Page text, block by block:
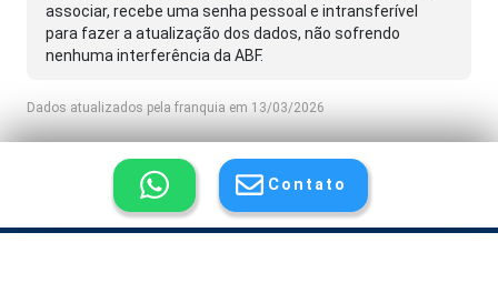
associar, recebe uma senha pessoal e intransferível
para fazer a atualização dos dados, não sofrendo
nenhuma interferência da ABF.
Dados atualizados pela franquia em 13/03/2026
Contato